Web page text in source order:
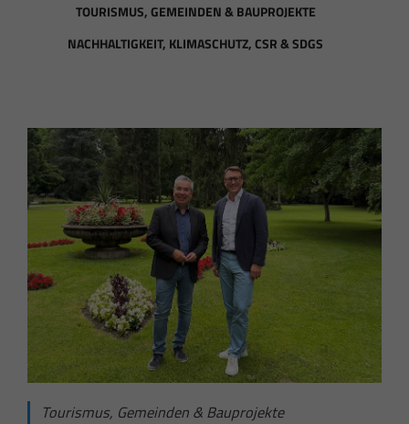
TOURISMUS, GEMEINDEN & BAUPROJEKTE
NACHHALTIGKEIT, KLIMASCHUTZ, CSR & SDGS
Tourismus, Gemeinden & Bauprojekte